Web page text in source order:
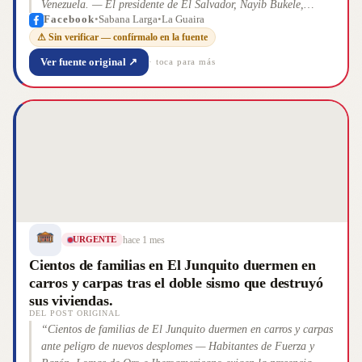
Venezuela. — El presidente de El Salvador, Nayib Bukele,
informó que las labores para rescatar con vida a Hernán
Alberto Gil Flores, de 44 años, ya superan las 58 horas
ininterrumpidas, en una de las operaciones más complejas tras
los terremotos que afectaron Venezuela. Según explicó, Hernán
permanece atrapado dentro de una estructura de nueve pisos
Facebook•Sabana Larga•La Guaira
⚠ Sin verificar — confírmalo en la fuente
Ver fuente original ↗ · toca para más
URGENTE hace 1 mes
Cientos de familias en El Junquito duermen en
carros y carpas tras el doble sismo que destruyó
sus viviendas.
DEL POST ORIGINAL
“Cientos de familias de El Junquito duermen en carros y carpas
ante peligro de nuevos desplomes — Habitantes de Fuerza y